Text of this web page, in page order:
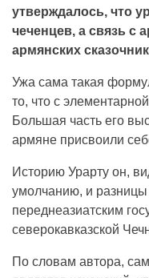
утверждалось, что
чеченцев, а связь с
армянских
Ужа сама такая
то, что с
Большая часть его
армяне присвоили
Историю Урарту он,
умолчанию, и
переднеазиатским
северокавказской
По словам автора,